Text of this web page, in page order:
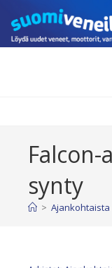
suoraan
sisältöön
synty
> Ajankohtaista